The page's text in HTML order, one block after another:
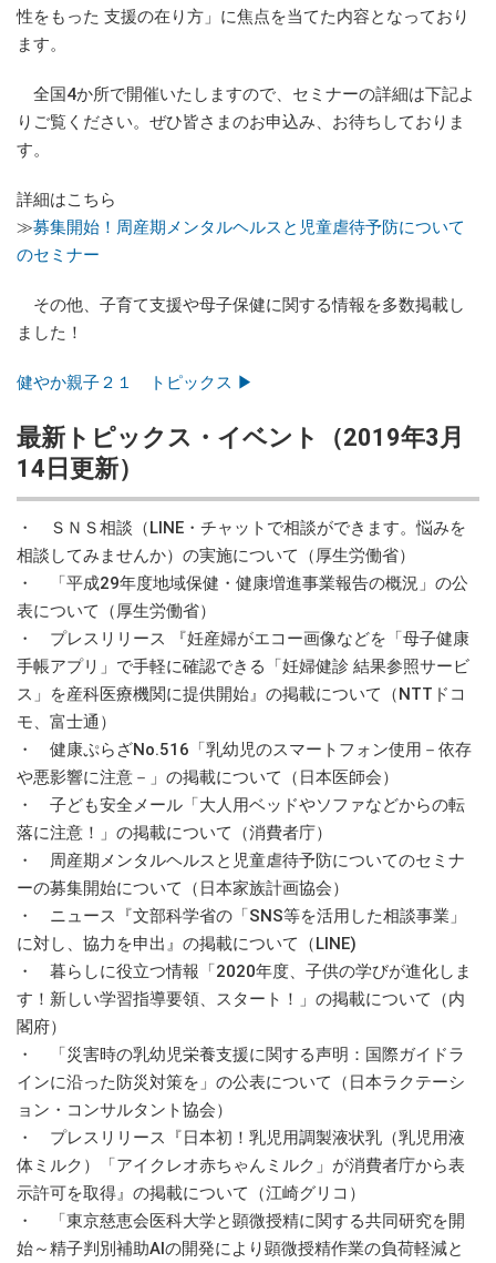
性をもった 支援の在り方」に焦点を当てた内容となっており
ます。
全国4か所で開催いたしますので、セミナーの詳細は下記よ
りご覧ください。ぜひ皆さまのお申込み、お待ちしておりま
す。
詳細はこちら
≫募集開始！周産期メンタルヘルスと児童虐待予防について
のセミナー
その他、子育て支援や母子保健に関する情報を多数掲載し
ました！
健やか親子２１ トピックス ▶
最新トピックス・イベント（2019年3月
14日更新）
・ ＳＮＳ相談（LINE・チャットで相談ができます。悩みを
相談してみませんか）の実施について（厚生労働省）
・ 「平成29年度地域保健・健康増進事業報告の概況」の公
表について（厚生労働省）
・ プレスリリース 『妊産婦がエコー画像などを「母子健康
手帳アプリ」で手軽に確認できる「妊婦健診 結果参照サービ
ス」を産科医療機関に提供開始』の掲載について（NTTドコ
モ、富士通）
・ 健康ぷらざNo.516「乳幼児のスマートフォン使用－依存
や悪影響に注意－」の掲載について（日本医師会）
・ 子ども安全メール「大人用ベッドやソファなどからの転
落に注意！」の掲載について（消費者庁）
・ 周産期メンタルヘルスと児童虐待予防についてのセミナ
ーの募集開始について（日本家族計画協会）
・ ニュース『文部科学省の「SNS等を活用した相談事業」
に対し、協力を申出』の掲載について（LINE)
・ 暮らしに役立つ情報「2020年度、子供の学びが進化しま
す！新しい学習指導要領、スタート！」の掲載について（内
閣府）
・ 「災害時の乳幼児栄養支援に関する声明：国際ガイドラ
インに沿った防災対策を」の公表について（日本ラクテーシ
ョン・コンサルタント協会）
・ プレスリリース『日本初！乳児用調製液状乳（乳児用液
体ミルク）「アイクレオ赤ちゃんミルク」が消費者庁から表
示許可を取得』の掲載について（江崎グリコ）
・ 「東京慈恵会医科大学と顕微授精に関する共同研究を開
始～精子判別補助AIの開発により顕微授精作業の負荷軽減と